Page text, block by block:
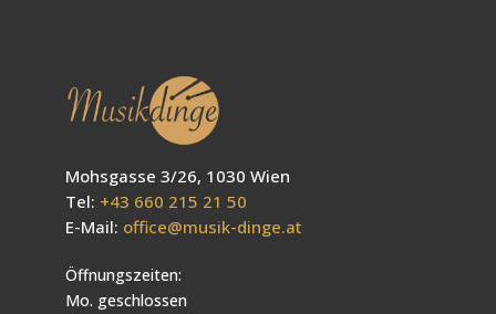
Mohsgasse 3/26, 1030 Wien
Tel: +43 660 215 21 50
E-Mail: office@musik-dinge.at
Öffnungszeiten:
Mo. geschlossen